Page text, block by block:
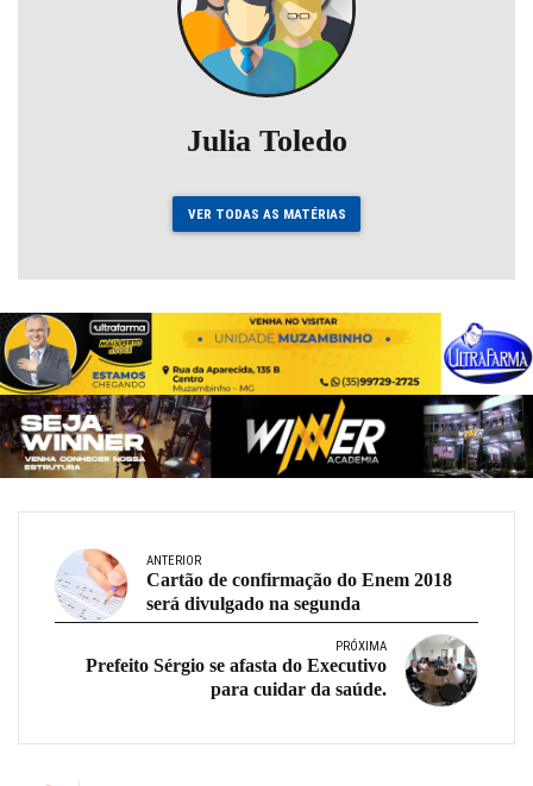
Julia Toledo
VER TODAS AS MATÉRIAS
ANTERIOR
Cartão de confirmação do Enem 2018
será divulgado na segunda
PRÓXIMA
Prefeito Sérgio se afasta do Executivo
para cuidar da saúde.